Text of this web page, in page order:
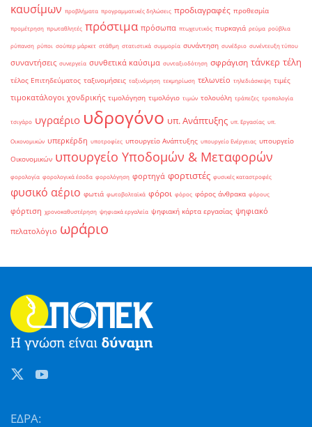
καυσίμων προβλήματα προγραμματικές δηλώσεις προδιαγραφές προθεσμία
προμέτρηση πρωταθλητές πρόστιμα πρόσωπα πτωχευτικός πυρκαγιά ρεύμα ρούβλια
ρύπανση ρύποι σούπερ μάρκετ στάθμη στατιστικά συμμορία συνάντηση συνέδριο συνέντευξη τύπου
συναντήσεις συνεργεία συνθετικά καύσιμα συνταξιοδότηση σφράγιση τάνκερ τέλη
τέλος Επιτηδεύματος ταξινομήσεις ταξινόμηση τεκμηρίωση τελωνείο τηλεδιάσκεψη τιμές
τιμοκατάλογοι χονδρικής τιμολόγηση τιμολόγιο τιμών τολουόλη τράπεζες τροπολογία
τσιγάρο υγραέριο υδρογόνο υπ. Ανάπτυξης υπ. Εργασίας υπ.
Οικονομικών υπερκέρδη υποτροφίες υπουργείο Ανάπτυξης υπουργείο Ενέργειας υπουργείο
Οικονομικών υπουργείο Υποδομών & Μεταφορών
φορολογία φορολογικά έσοδα φορολόγηση φορτηγά φορτιστές φυσικές καταστροφές
φυσικό αέριο φωτιά φωτοβολταϊκά φόροι φόρος φόρος άνθρακα φόρους
φόρτιση χρονοκαθυστέρηση ψηφιακά εργαλεία ψηφιακή κάρτα εργασίας ψηφιακό
πελατολόγιο ωράριο
ΕΔΡΑ: